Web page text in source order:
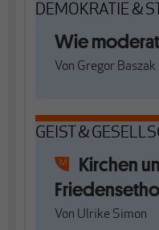
DEMOKRATIE &
Wie
Von Gregor Baszak
GEIST &
Kirchen
Von Ulrike Simon